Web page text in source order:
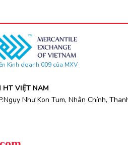
Kinh doanh 009 của MXV
VIỆT NAM
Như Kon Tum, Nhân Chính,